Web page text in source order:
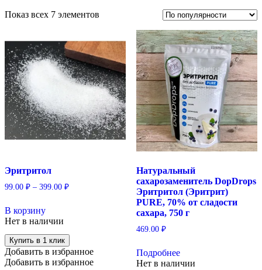
Показ всех 7 элементов
Эритритол
99.00 ₽ – 399.00 ₽
В корзинутовар
имеет
несколько
вариаций.
Опции
можно
Нет в наличии
Купить в 1 клик
Добавить в избранное
Добавить в избранное
Натуральный
сахарозаменитель DopDrops
Эритритол (Эритрит)
PURE, 70% от сладости
сахара, 750 г
469.00 ₽
Подробнее
Нет в наличии